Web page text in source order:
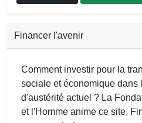
Financer l'avenir
Comment investir pour la
sociale et économique dans
d'austérité actuel ? La
et l'Homme anime ce site,